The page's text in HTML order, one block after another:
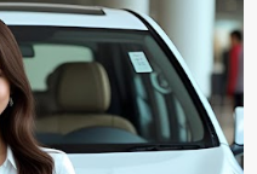
con gái nhỏ nhảy xuống
chờ thông tin tìm kiếm 3 bố
cầu. Ảnh: Hải Dương Tại
chiếc xe máy mang biển kiểm
Ngay trong đêm, lực
cứu hộ tình nguyện triển